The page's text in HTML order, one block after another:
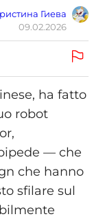
Гиева
09.02.2026
ha fatto
robot
— che
che hanno
sfilare sul